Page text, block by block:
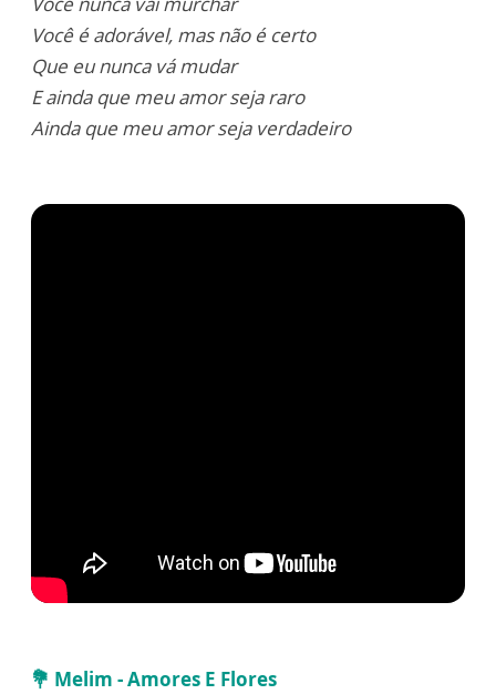
Você é adorável, mas não é certo
Que eu nunca vá mudar
E ainda que meu amor seja raro
Ainda que meu amor seja verdadeiro
💐 Melim - Amores E Flores